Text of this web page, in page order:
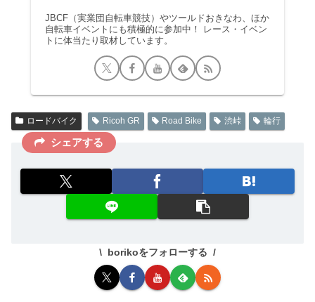
JBCF（実業団自転車競技）やツールドおきなわ、ほか
自転車イベントにも積極的に参加中！ レース・イベン
トに体当たり取材しています。
ロードバイク Ricoh GR Road Bike 渋峠 輪行
シェアする
borikoをフォローする